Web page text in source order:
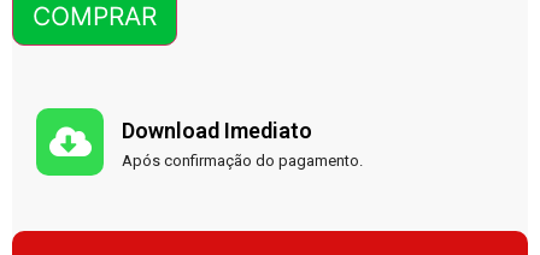
COMPRAR
Download Imediato
Após confirmação do pagamento.